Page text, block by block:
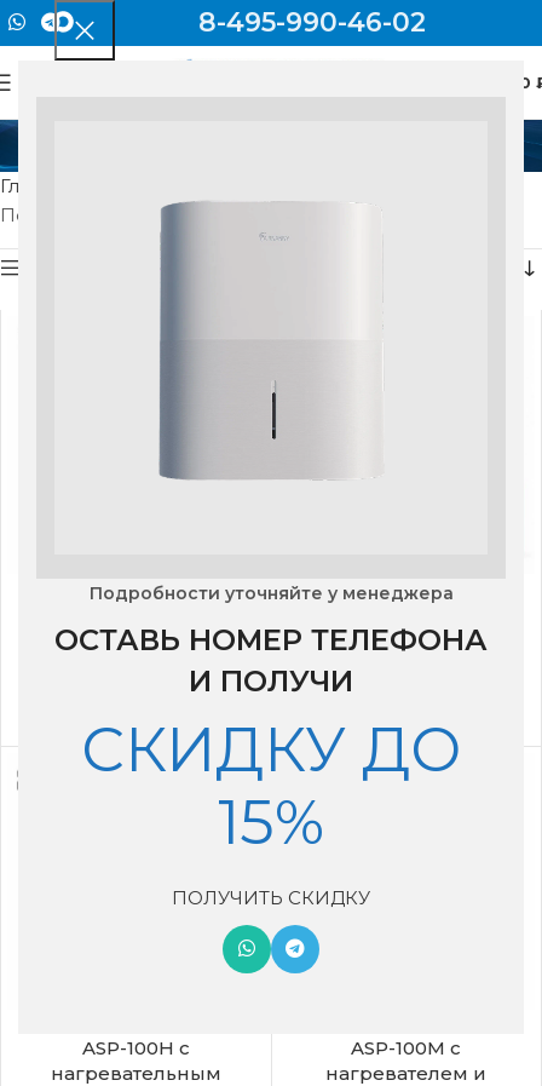
Подробности уточняйте у менеджера
ОСТАВЬ НОМЕР ТЕЛЕФОНА
И ПОЛУЧИ
СКИДКУ ДО
15%
ПОЛУЧИТЬ СКИДКУ
8-495-990-46-02
0
Главная
Показаны все результаты (6)
Показать боковую панель
Бризер Ballu ONEAIR
Бризер Ballu ONEAIR
нагревателем и
ASP-100H с
нагревательным
ASP-100M с
нагревателем и